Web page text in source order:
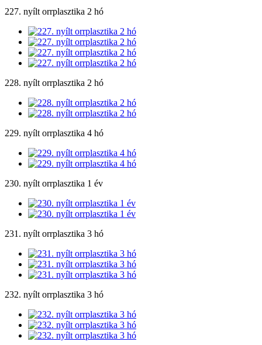
227. nyílt orrplasztika 2 hó
228. nyílt orrplasztika 2 hó
229. nyílt orrplasztika 4 hó
230. nyílt orrplasztika 1 év
231. nyílt orrplasztika 3 hó
232. nyílt orrplasztika 3 hó